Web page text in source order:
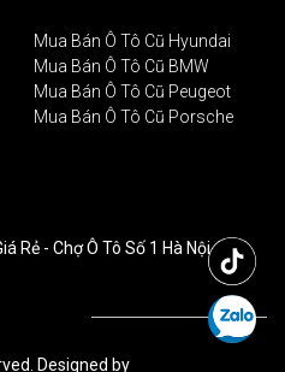
Mua Bán Ô Tô Cũ Hyundai
Mua Bán Ô Tô Cũ BMW
Mua Bán Ô Tô Cũ Peugeot
Mua Bán Ô Tô Cũ Porsche
Rẻ - Chợ Ô Tô Số 1 Hà Nội
Designed by